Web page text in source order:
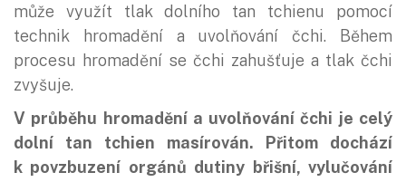
může využít tlak dolního tan tchienu pomocí
technik hromadění a uvolňování čchi. Během
procesu hromadění se čchi zahušťuje a tlak čchi
zvyšuje.
V průběhu hromadění a uvolňování čchi je celý
dolní tan tchien masírován. Přitom dochází
k povzbuzení orgánů dutiny břišní, vylučování